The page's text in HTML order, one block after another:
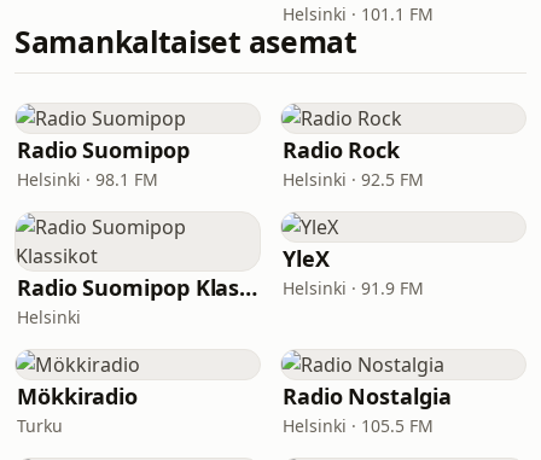
Helsinki · 101.1 FM
Samankaltaiset asemat
Radio Suomipop
Helsinki · 98.1 FM
Radio Rock
Helsinki · 92.5 FM
Radio Suomipop Klassikot
Helsinki
YleX
Helsinki · 91.9 FM
Mökkiradio
Turku
Radio Nostalgia
Helsinki · 105.5 FM